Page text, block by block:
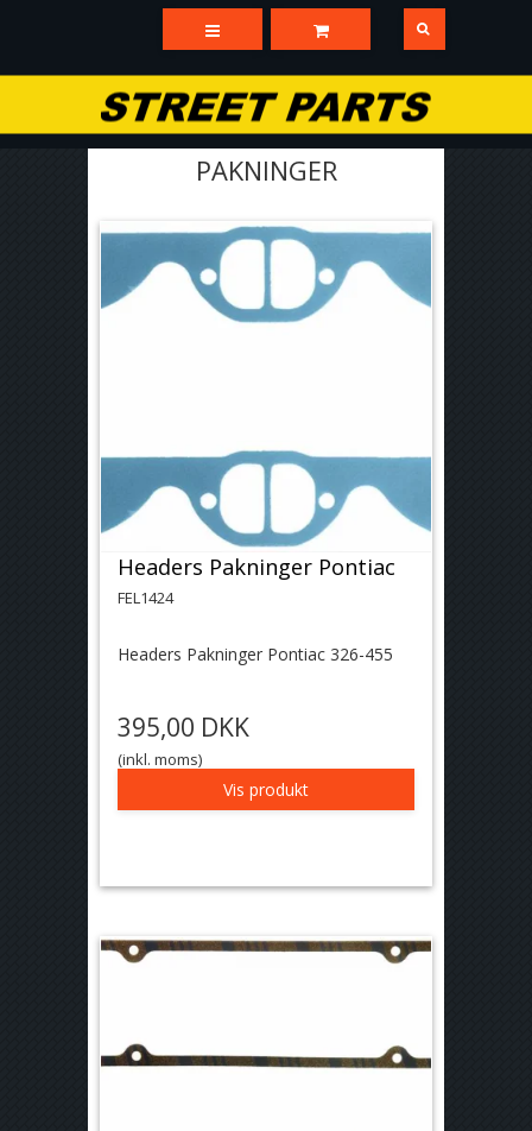
PAKNINGER
Headers Pakninger Pontiac
FEL1424
Headers Pakninger Pontiac 326-455
395,00 DKK
(inkl. moms)
Vis produkt